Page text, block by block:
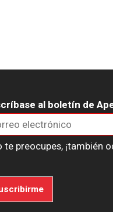
al boletín de
te preocupes, ¡también